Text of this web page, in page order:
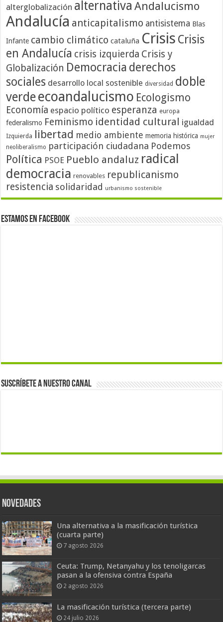
alterglobalización alternativa Andalucismo
Andalucía anticapitalismo antisistema Blas
Infante cambio climático cataluña Crisis Crisis
en Andalucía crisis izquierda Crisis y
Globalización Democracia derechos
sociales desarrollo local sostenible diversidad doble
verdeecoandalucismo Ecologismo
Economía espacio político esperanza europa
federalismo Feminismo identidad cultural igualdad
Izquierda libertad medio ambiente memoria histórica mujer
neoliberalismo participación ciudadana Podemos
Política PSOE Pueblo andaluz radical
democracia renovables republicanismo
resistencia solidaridad urbanismo sostenible
Estamos en Facebook
Suscríbete a nuestro canal
Novedades
Una alternativa a la masificación turística
(cuarta parte)
7 agosto 2026
Ceuta: Trump, Netanyahu y los tenoligarcas
pasan a la ofensiva contra España
2 agosto 2026
La masificación turística (tercera parte)
24 julio 2026